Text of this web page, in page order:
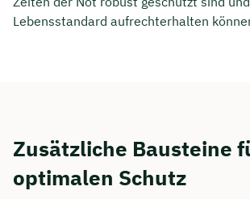
Lebensstandard aufrechterhalten
Zusätzliche Bausteine
optimalen Schutz